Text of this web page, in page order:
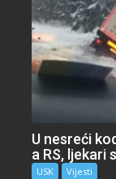
U nesreći
a RS, ljekari
USK Vijesti